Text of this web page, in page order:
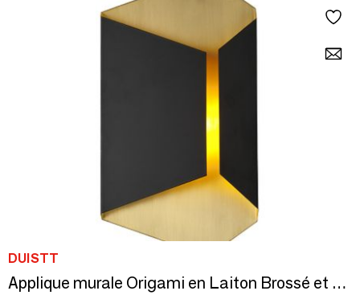
DUISTT
Applique murale Origami en Laiton Brossé et Laqué Noir Mat